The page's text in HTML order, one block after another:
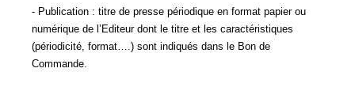
- Publication : titre de presse périodique en format papier ou
numérique de l’Editeur dont le titre et les caractéristiques
(périodicité, format….) sont indiqués dans le Bon de
Commande.